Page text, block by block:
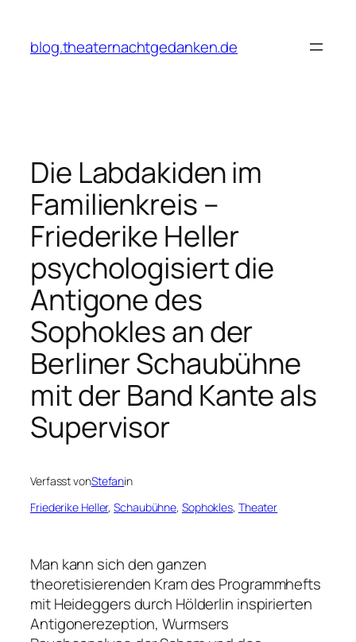
springen
blog.theaternachtgedanken.de
Die Labdakiden im
Familienkreis –
Friederike Heller
psychologisiert die
Antigone des
Sophokles an der
Berliner Schaubühne
mit der Band Kante als
Supervisor
Verfasst vonStefanin
Friederike Heller, Schaubühne, Sophokles, Theater
Man kann sich den ganzen
theoretisierenden Kram des Programmhefts
mit Heideggers durch Hölderlin inspirierten
Antigonerezeption, Wurmsers